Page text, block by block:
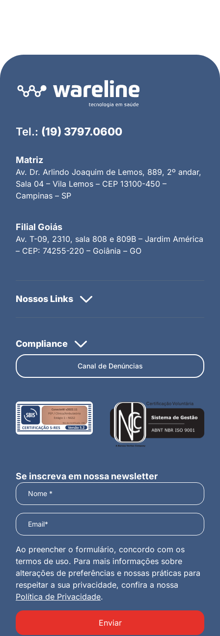
Tel.: (19) 3797.0600
Matriz
Av. Dr. Arlindo Joaquim de Lemos, 889, 2º andar,
Sala 04 – Vila Lemos – CEP 13100-450 –
Campinas – SP
Filial Goiás
Av. T-09, 2310, sala 808 e 809B – Jardim América
– CEP: 74255-220 – Goiânia – GO
Canal de Denúncias
Se inscreva em nossa newsletter
Ao preencher o formulário, concordo com os
termos de uso. Para mais informações sobre
alterações de preferências e nossas práticas para
respeitar a sua privacidade, confira a nossa
Política de Privacidade.
Enviar